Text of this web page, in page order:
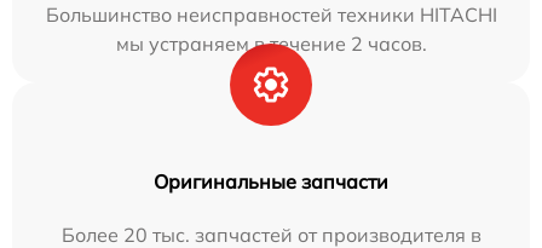
Большинство неисправностей техники HITACHI
мы устраняем в течение 2 часов.
Оригинальные запчасти
Более 20 тыс. запчастей от производителя в